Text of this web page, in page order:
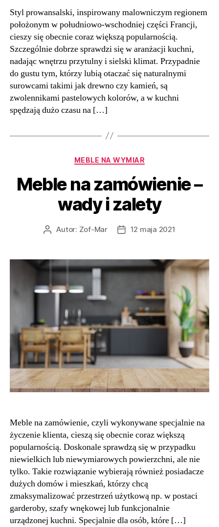
Styl prowansalski, inspirowany malowniczym regionem
położonym w południowo-wschodniej części Francji,
cieszy się obecnie coraz większą popularnością.
Szczególnie dobrze sprawdzi się w aranżacji kuchni,
nadając wnętrzu przytulny i sielski klimat. Przypadnie
do gustu tym, którzy lubią otaczać się naturalnymi
surowcami takimi jak drewno czy kamień, są
zwolennikami pastelowych kolorów, a w kuchni
spędzają dużo czasu na […]
Kategorie
MEBLE NA WYMIAR
Meble na zamówienie –
wady i zalety
AutorAutor: Zof-Mar
Data12 maja 2021
Meble na zamówienie, czyli wykonywane specjalnie na
życzenie klienta, cieszą się obecnie coraz większą
popularnością. Doskonale sprawdzą się w przypadku
niewielkich lub niewymiarowych powierzchni, ale nie
tylko. Takie rozwiązanie wybierają również posiadacze
dużych domów i mieszkań, którzy chcą
zmaksymalizować przestrzeń użytkową np. w postaci
garderoby, szafy wnękowej lub funkcjonalnie
urządzonej kuchni. Specjalnie dla osób, które […]